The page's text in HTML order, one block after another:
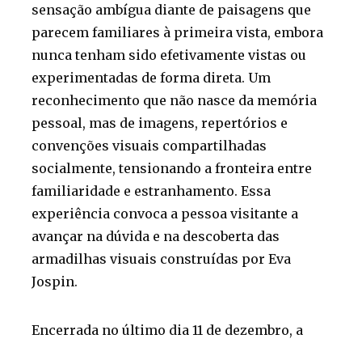
sensação ambígua diante de paisagens que
parecem familiares à primeira vista, embora
nunca tenham sido efetivamente vistas ou
experimentadas de forma direta. Um
reconhecimento que não nasce da memória
pessoal, mas de imagens, repertórios e
convenções visuais compartilhadas
socialmente, tensionando a fronteira entre
familiaridade e estranhamento. Essa
experiência convoca a pessoa visitante a
avançar na dúvida e na descoberta das
armadilhas visuais construídas por Eva
Jospin.
Encerrada no último dia 11 de dezembro, a